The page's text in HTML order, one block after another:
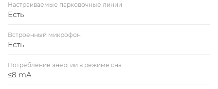
Настраиваемые парковочные линии
Есть
Встроенный микрофон
Есть
Потребление энергии в режиме сна
≤8 mA